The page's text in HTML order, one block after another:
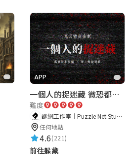
APP
一個人的捉迷藏 微恐都市傳說
難度
謎網工作室｜Puzzle Net Studio
任何地點
4.6(221)
前往躲藏